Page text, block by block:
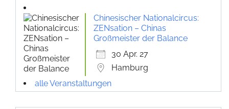
Chinesischer Nationalcircus:
ZENsation – Chinas
Großmeister der Balance
30 Apr. 27
Hamburg
alle Veranstaltungen